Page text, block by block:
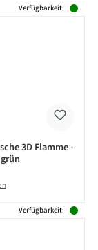
Verfügbarkeit:
3D Flamme -
Verfügbarkeit: